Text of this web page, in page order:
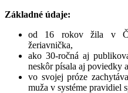
Základné údaje:
od 16 rokov žila v
žeriavnička,
ako 30-ročná aj
neskôr písala aj poviedky
vo svojej próze
muža v systéme pravidiel